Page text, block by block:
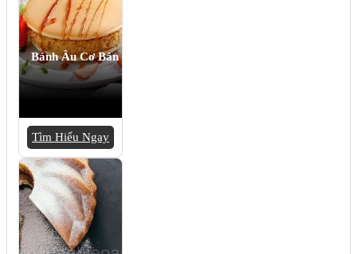
Bánh Âu Cơ Bản
Tìm Hiểu Ngay